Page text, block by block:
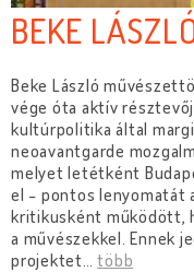
BEKE
Beke László
vége óta aktív
kultúrpolitika által
neoavantgarde
melyet letétként
el - pontos lenyomatát
kritikusként működött,
a művészekkel. Ennek
projektet…több